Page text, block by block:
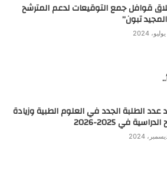
قوافل جمع التوقيعات لدعم المترشح
تبون”
عدد الطلبة الجدد في العلوم الطبية وزيادة
في 2025-2026